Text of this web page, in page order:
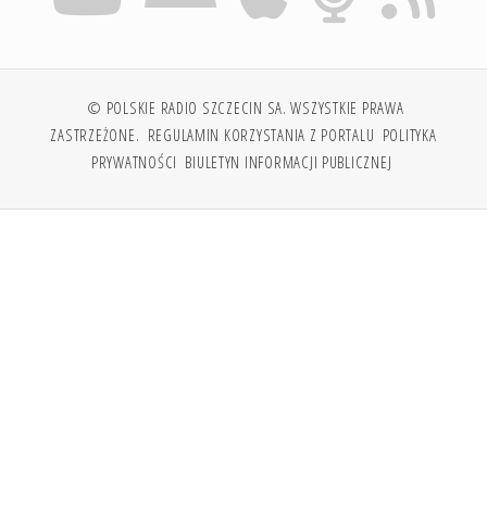
© POLSKIE RADIO SZCZECIN SA. WSZYSTKIE PRAWA
ZASTRZEŻONE. REGULAMIN KORZYSTANIA Z PORTALU POLITYKA
PRYWATNOŚCI BIULETYN INFORMACJI PUBLICZNEJ